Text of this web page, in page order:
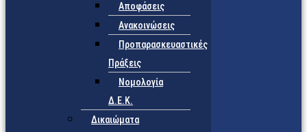
Αποφάσεις
Ανακοινώσεις
Προπαρασκευαστικές
Πράξεις
Νομολογία
Δ.Ε.Κ.
Δικαιώματα